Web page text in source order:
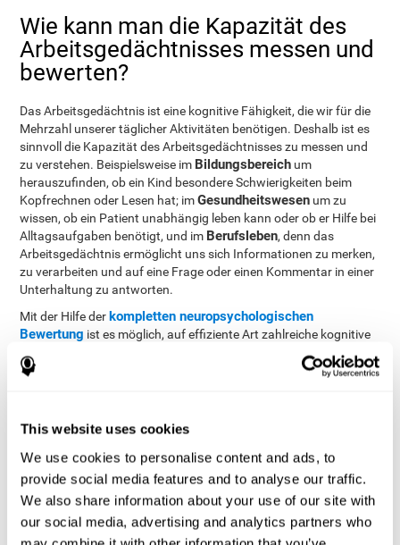
This website uses cookies
We use cookies to personalise content and ads, to
provide social media features and to analyse our traffic.
We also share information about your use of our site with
our social media, advertising and analytics partners who
Wie kann man die Kapazität des
Arbeitsgedächtnisses messen und
bewerten?
Das Arbeitsgedächtnis ist eine kognitive Fähigkeit, die wir für die
Mehrzahl unserer täglicher Aktivitäten benötigen. Deshalb ist es
sinnvoll die Kapazität des Arbeitsgedächtnisses zu messen und
zu verstehen. Beispielsweise im Bildungsbereich um
herauszufinden, ob ein Kind besondere Schwierigkeiten beim
Kopfrechnen oder Lesen hat; imGesundheitswesen um zu
wissen, ob ein Patient unabhängig leben kann oder ob er Hilfe bei
Alltagsaufgaben benötigt, und im Berufsleben, denn das
Arbeitsgedächtnis ermöglicht uns sich Informationen zu merken,
zu verarbeiten und auf eine Frage oder einen Kommentar in einer
Unterhaltung zu antworten.
Mit der Hilfe der kompletten neuropsychologischen
Bewertung ist es möglich, auf effiziente Art zahlreiche kognitive
Fähigkeiten, wie etwa das Arbeitsgedächtnis, zuverlässig zu
messen. Die Tests, die CogniFit nutzt, um das Arbeitsgedächtnis
Test (CPT), dem Test of Memory Malingering (TOMM), der Visual
(TOVA). Neben dem Arbeitsgedächtnis messen diese Tests
ebenfalls das phonologische Kurzzeitgedächtnis, das
Kurzzeitgedächtnis, die Reaktionszeit, die
Verarbeitungsgeschwindigkeit, die Wiedererkennung, das Visuelle
Scannen und das räumliche Vorstellungsvermögen.